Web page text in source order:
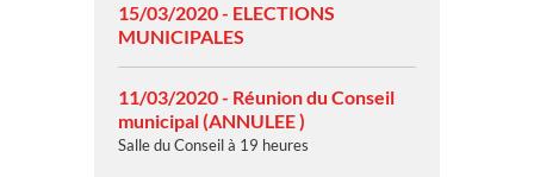
15/03/2020 - ELECTIONS
MUNICIPALES
11/03/2020 - Réunion du Conseil
municipal (ANNULEE )
Salle du Conseil à 19 heures